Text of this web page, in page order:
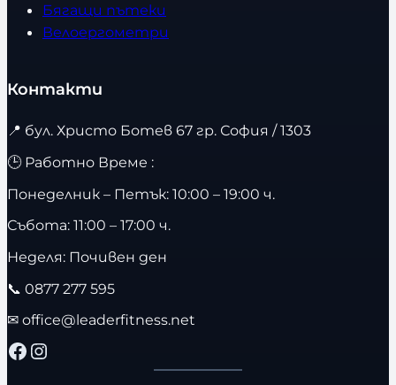
Бягащи пътеки
Велоергометри
Контакти
📍 бул. Христо Ботев 67 гр. София / 1303
🕒 Работно Време :
Понеделник – Петък: 10:00 – 19:00 ч.
Събота: 11:00 – 17:00 ч.
Неделя: Почивен ден
📞 0877 277 595
✉ office@leaderfitness.net
Facebook Instagram